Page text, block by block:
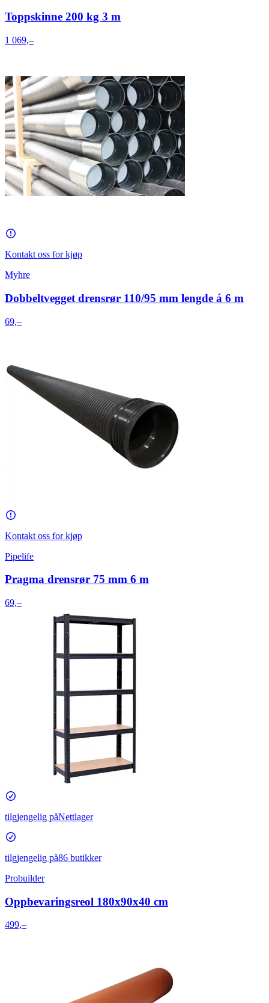
Toppskinne 200 kg 3 m
1 069,–
Kontakt oss for kjøp
Myhre
Dobbeltvegget drensrør 110/95 mm lengde á 6 m
69,–
Kontakt oss for kjøp
Pipelife
Pragma drensrør 75 mm 6 m
69,–
tilgjengelig påNettlager
tilgjengelig på86 butikker
Probuilder
Oppbevaringsreol 180x90x40 cm
499,–